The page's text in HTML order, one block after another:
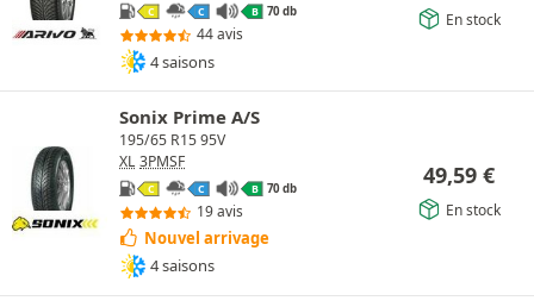
C C B 70 db
44 avis
4 saisons
En stock
Sonix Prime A/S
195/65 R15 95V
XL 3PMSF
C C B 70 db
19 avis
Nouvel arrivage
4 saisons
49,59 €
En stock